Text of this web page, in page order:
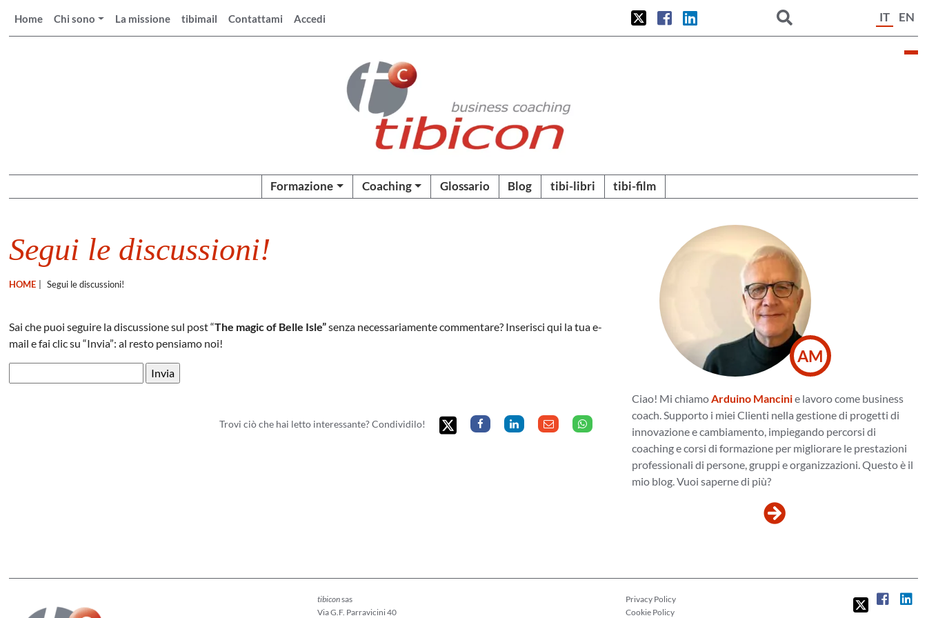
Home Chi sono La missione tibimail Contattami Accedi IT EN
Formazione Coaching Glossario Blog tibi-libri tibi-film
Segui le discussioni!
HOME Segui le discussioni!
Sai che puoi seguire la discussione sul post “The magic of Belle Isle”senza necessariamente commentare? Inserisci qui la tua e-
mail e fai clic su “Invia”: al resto pensiamo noi!
Trovi ciò che hai letto interessante? Condividilo!
AM
Ciao! Mi chiamoArduino Mancinie lavoro come business
coach. Supporto i miei Clienti nella gestione di progetti di
innovazione e cambiamento, impiegando percorsi di
coaching e corsi di formazione per migliorare le prestazioni
professionali di persone, gruppi e organizzazioni. Questo è il
mio blog. Vuoi saperne di più?
tibiconsas
Via G.F. Parravicini 40
Privacy Policy
Cookie Policy